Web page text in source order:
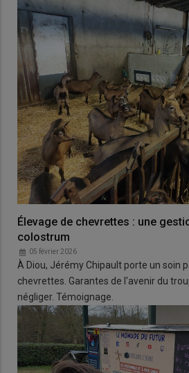
Élevage de chevrettes : une
colostrum
05 février 2026
À Diou, Jérémy Chipault porte un soin
chevrettes. Garantes de l'avenir du
négliger. Témoignage.